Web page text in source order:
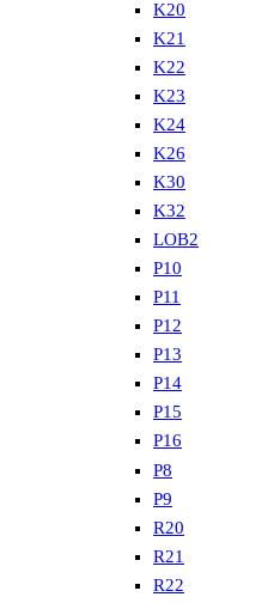
K20
K21
K22
K23
K24
K26
K30
K32
LOB2
P10
P11
P12
P13
P14
P15
P16
P8
P9
R20
R21
R22